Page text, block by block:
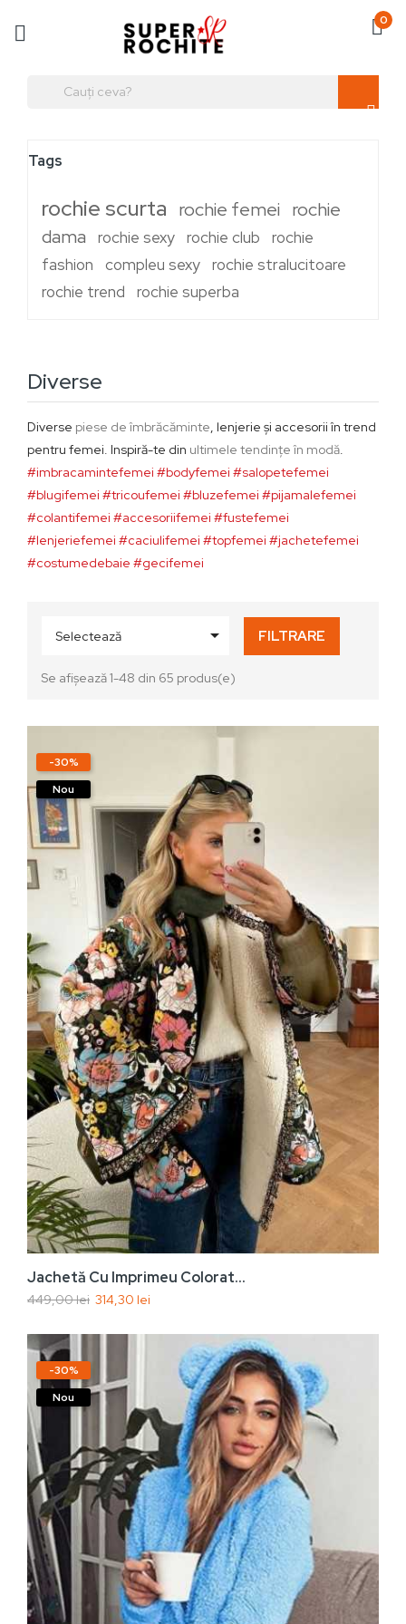
0
Tags
rochie scurta rochie femei rochie
dama
rochie sexy rochie club
rochie
fashion
compleu sexy rochie stralucitoare
rochie trend
rochie superba
Diverse
Diverse piese de îmbrăcăminte, lenjerie şi accesorii în trend
pentru femei. Inspiră-te din ultimele tendinţe în modă.
#imbracamintefemei #bodyfemei #salopetefemei
#blugifemei #tricoufemei #bluzefemei #pijamalefemei
#colantifemei #accesoriifemei #fustefemei
#lenjeriefemei #caciulifemei #topfemei #jachetefemei
#costumedebaie #gecifemei
Selectează  FILTRARE
Se afișează 1-48 din 65 produs(e)
-30%
Nou
Vezi rapid
Adaugă În Coș
Jachetă Cu Imprimeu Colorat...
449,00 lei 314,30 lei
-30%
Nou
Vezi rapid